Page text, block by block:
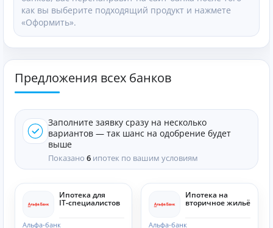
как вы выберите подходящий продукт и нажмете
«Оформить».
Предложения всех банков
Заполните заявку сразу на несколько
вариантов — так шанс на одобрение будет
выше
Показано 6 ипотек по вашим условиям
Ипотека для
IT‑специалистов
Альфа-банк
Ипотека на
вторичное жильё
Альфа-банк